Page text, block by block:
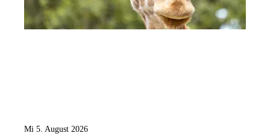
Mi 5. August 2026